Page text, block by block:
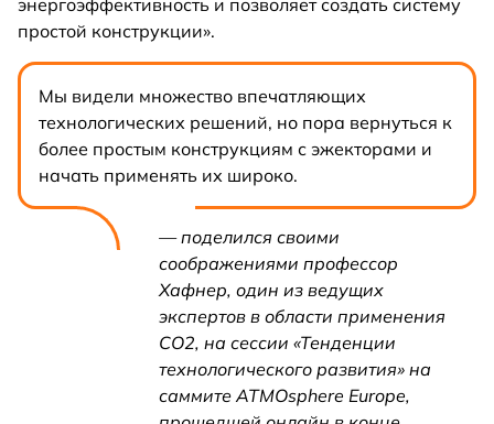
энергоэффективность и позволяет создать систему
простой конструкции».
Мы видели множество впечатляющих
технологических решений, но пора вернуться к
более простым конструкциям с эжекторами и
начать применять их широко.
— поделился своими
соображениями профессор
Хафнер, один из ведущих
экспертов в области применения
СО2, на сессии «Тенденции
технологического развития» на
саммите ATMOsphere Europe,